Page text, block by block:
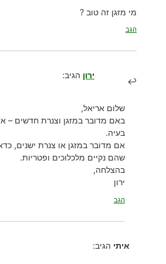
מי מזגן זה טוב ?
הגב
ירון הגיב:
שלום אריאל,
באם מדובר במזגן וצנרת חדשים –
בעיה.
אם מדובר במזגן או צנרת ישנים,
שהם נקיים מלכלוכים ופטריות.
בהצלחה,
ירון
הגב
איתי הגיב: